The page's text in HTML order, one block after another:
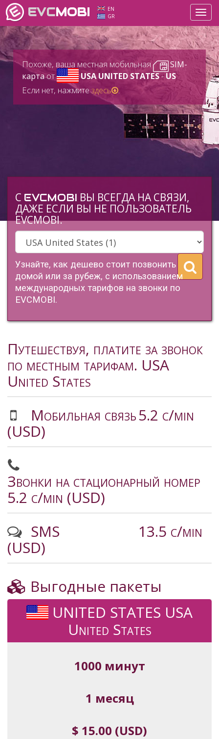
EVCMOBI
EN
GR
Похоже, ваша местная мобильная
SIM-
картаот USA UNITED STATES-US
Если нет, нажмитездесь .
C EVCMOBI ВЫ ВСЕГДА НА СВЯЗИ,
ДАЖЕ ЕСЛИ ВЫ НЕ ПОЛЬЗОВАТЕЛЬ
EVCMOBI.
Узнайте, как дешево стоит позвонить
домой или за рубеж, с использованием
международных тарифов на звонки по
EVCMOBI.
Путешествуя, платите за звонок
по местным тарифам. USA
United States
Мобильная связь5.2 c/min
(USD)
Звонки на стационарный номер
5.2 c/min (USD)
SMS
13.5 c/min
(USD)
Выгодные пакеты
UNITED STATES USA
United States
1000 минут
1 месяц
$ 15.00 (USD)